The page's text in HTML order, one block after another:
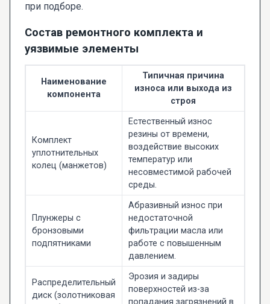
при подборе.
Состав ремонтного комплекта и
уязвимые элементы
Наименование
компонента
Типичная причина
износа или выхода из
строя
Комплект
уплотнительных
колец (манжетов)
Естественный износ
резины от времени,
воздействие высоких
температур или
несовместимой рабочей
среды.
Плунжеры с
бронзовыми
подпятниками
Абразивный износ при
недостаточной
фильтрации масла или
работе с повышенным
давлением.
Распределительный
диск (золотниковая
Эрозия и задиры
поверхностей из-за
попадания загрязнений в